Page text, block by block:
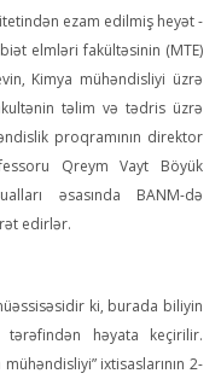
ezam edilmiş heyət -
elmləri fakültəsinin (MTE)
Kimya mühəndisliyi üzrə
təlim və tədris üzrə
proqramının direktor
Qreym Vayt Böyük
əsasında BANM-də
edirlər.
ki, burada biliyin
tərəfindən həyata keçirilir.
ixtisaslarının 2-